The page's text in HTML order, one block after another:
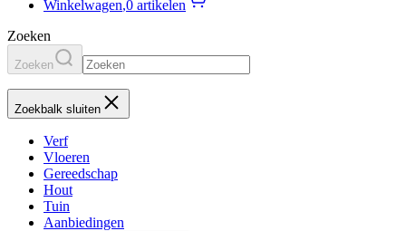
Winkelwagen,0 artikelen
Zoeken
Zoeken
Zoekbalk sluiten
Verf
Vloeren
Gereedschap
Hout
Tuin
Aanbiedingen